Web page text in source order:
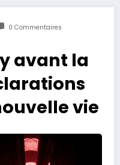
0 Commentaires
avant la
vie